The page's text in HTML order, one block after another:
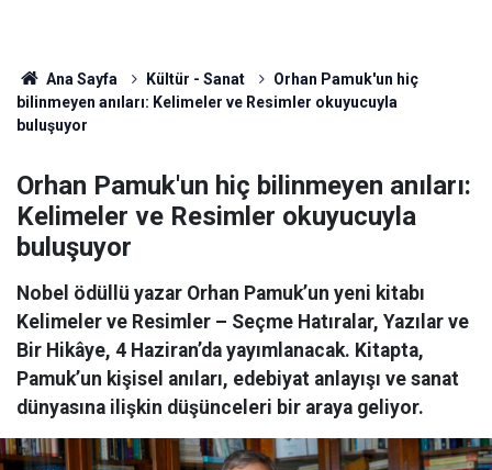
Ana Sayfa Kültür - Sanat
Orhan Pamuk'un hiç
bilinmeyen anıları: Kelimeler ve Resimler okuyucuyla
buluşuyor
Orhan Pamuk'un hiç bilinmeyen anıları:
Kelimeler ve Resimler okuyucuyla
buluşuyor
Nobel ödüllü yazar Orhan Pamuk’un yeni kitabı
Kelimeler ve Resimler – Seçme Hatıralar, Yazılar ve
Bir Hikâye, 4 Haziran’da yayımlanacak. Kitapta,
Pamuk’un kişisel anıları, edebiyat anlayışı ve sanat
dünyasına ilişkin düşünceleri bir araya geliyor.